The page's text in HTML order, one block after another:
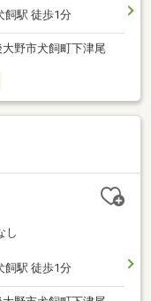
飼駅 徒歩1分
野市犬飼町下津尾
し
飼駅 徒歩1分